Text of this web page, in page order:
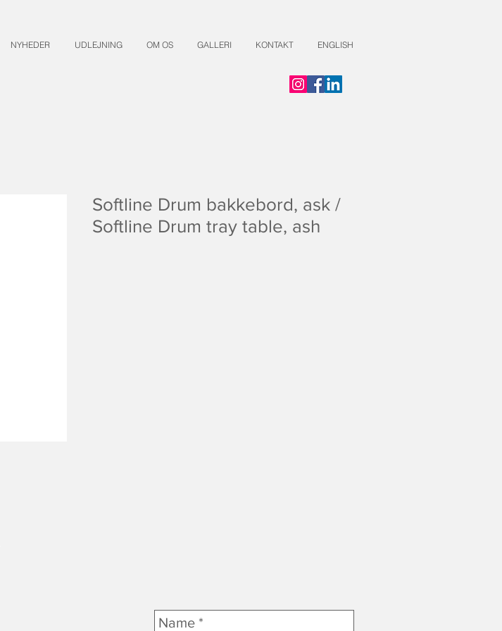
NYHEDER UDLEJNING OM OS GALLERI KONTAKT ENGLISH
Softline Drum bakkebord, ask /
Softline Drum tray table, ash